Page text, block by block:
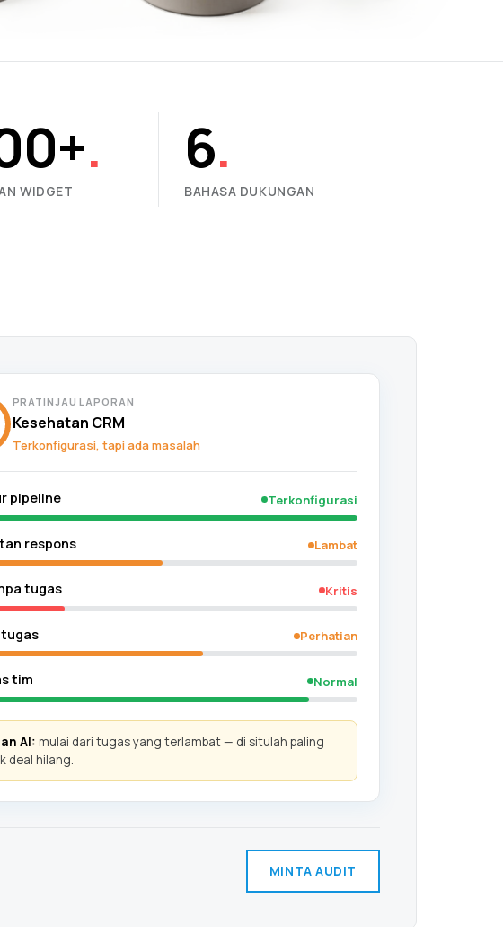
.
WIDGET
6.
BAHASA DUKUNGAN
PRATINJAU LAPORAN
Kesehatan CRM
Terkonfigurasi, tapi ada masalah
pipeline Terkonfigurasi
respons Lambat
tugas Kritis
Perhatian
tim Normal
AI: mulai dari tugas yang terlambat — di situlah paling
deal hilang.
MINTA AUDIT